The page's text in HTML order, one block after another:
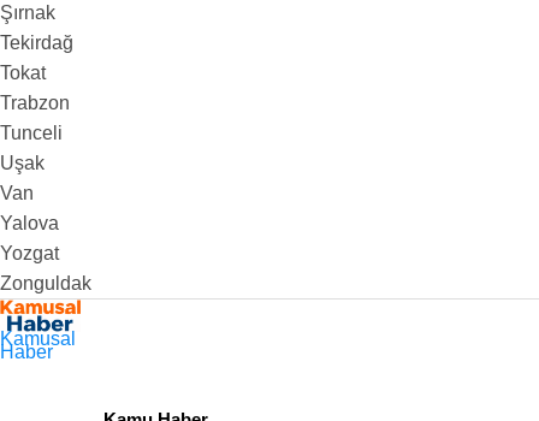
Şırnak
Tekirdağ
Tokat
Trabzon
Tunceli
Uşak
Van
Yalova
Yozgat
Zonguldak
Kamusal
Haber